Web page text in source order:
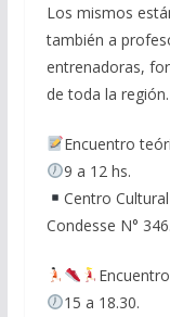
Los mismos
también a
entrenadoras,
de toda la región.
Encuentro
9 a 12 hs.
Centro
Condesse N° 346.
15 a 18.30.